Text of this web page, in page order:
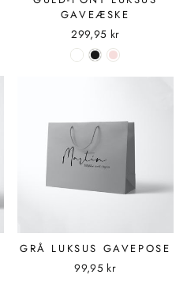
GAVEÆSKE
299,95 kr
GRÅ LUKSUS GAVEPOSE
99,95 kr